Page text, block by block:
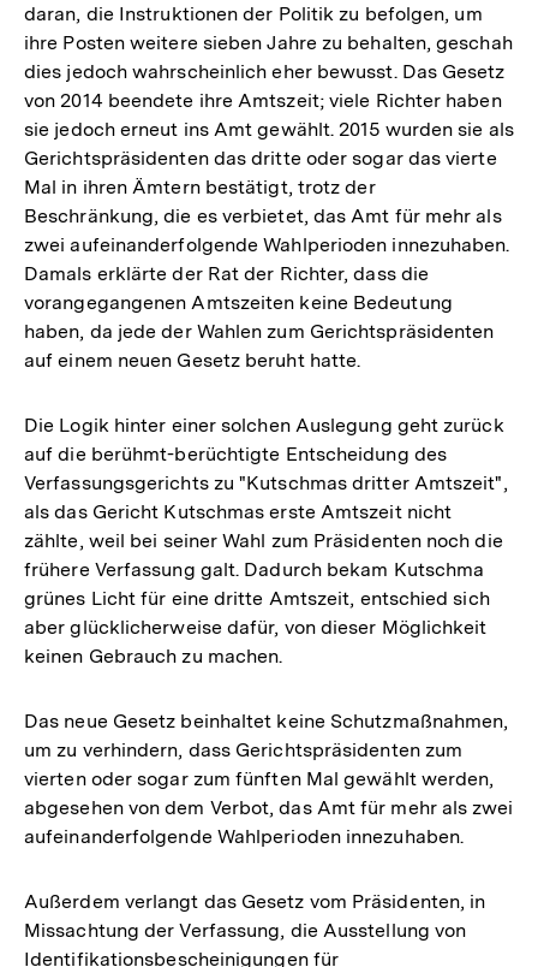
daran, die Instruktionen der Politik zu befolgen, um
ihre Posten weitere sieben Jahre zu behalten, geschah
dies jedoch wahrscheinlich eher bewusst. Das Gesetz
von 2014 beendete ihre Amtszeit; viele Richter haben
sie jedoch erneut ins Amt gewählt. 2015 wurden sie als
Gerichtspräsidenten das dritte oder sogar das vierte
Mal in ihren Ämtern bestätigt, trotz der
Beschränkung, die es verbietet, das Amt für mehr als
zwei aufeinanderfolgende Wahlperioden innezuhaben.
Damals erklärte der Rat der Richter, dass die
vorangegangenen Amtszeiten keine Bedeutung
haben, da jede der Wahlen zum Gerichtspräsidenten
auf einem neuen Gesetz beruht hatte.
Die Logik hinter einer solchen Auslegung geht zurück
auf die berühmt-berüchtigte Entscheidung des
Verfassungsgerichts zu "Kutschmas dritter Amtszeit",
als das Gericht Kutschmas erste Amtszeit nicht
zählte, weil bei seiner Wahl zum Präsidenten noch die
frühere Verfassung galt. Dadurch bekam Kutschma
grünes Licht für eine dritte Amtszeit, entschied sich
aber glücklicherweise dafür, von dieser Möglichkeit
keinen Gebrauch zu machen.
Das neue Gesetz beinhaltet keine Schutzmaßnahmen,
um zu verhindern, dass Gerichtspräsidenten zum
vierten oder sogar zum fünften Mal gewählt werden,
abgesehen von dem Verbot, das Amt für mehr als zwei
aufeinanderfolgende Wahlperioden innezuhaben.
Außerdem verlangt das Gesetz vom Präsidenten, in
Missachtung der Verfassung, die Ausstellung von
Identifikationsbescheinigungen für